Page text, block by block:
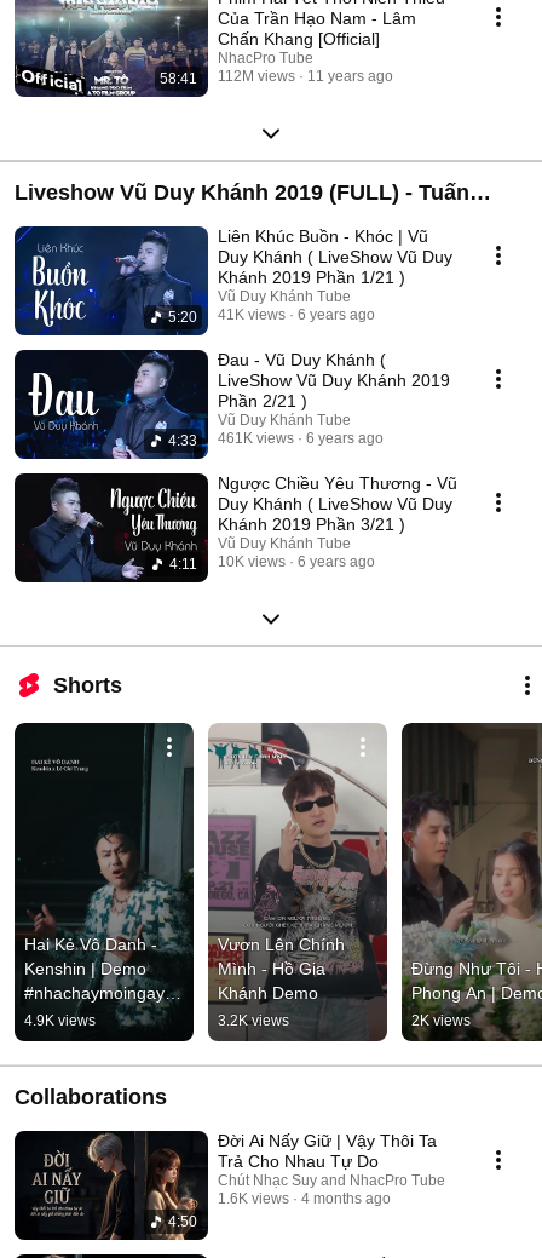
58:41
Của Trần Hạo Nam - Lâm
Chấn Khang [Official]
NhacPro Tube
112M views
11 years ago
Liveshow Vũ Duy Khánh 2019 (FULL) - Tuấn
Hưng , Đạt G , Dương Hoàng Yến
5:20
Liên Khúc Buồn - Khóc | Vũ
Duy Khánh ( LiveShow Vũ Duy
Khánh 2019 Phần 1/21 )
Vũ Duy Khánh Tube
41K views
6 years ago
4:33
Đau - Vũ Duy Khánh (
LiveShow Vũ Duy Khánh 2019
Phần 2/21 )
Vũ Duy Khánh Tube
461K views
6 years ago
4:11
Ngược Chiều Yêu Thương - Vũ
Duy Khánh ( LiveShow Vũ Duy
Khánh 2019 Phần 3/21 )
Vũ Duy Khánh Tube
10K views
6 years ago
Shorts
Hai Kẻ Vô Danh -
Kenshin | Demo
#nhachaymoingay
#tamtrang
4.9K views
Vươn Lên Chính
Mình - Hồ Gia
Khánh Demo
3.2K views
Đừng Như Tôi -
Phong An |
2K views
Collaborations
4:50
Đời Ai Nấy Giữ | Vậy Thôi Ta
Trả Cho Nhau Tự Do
Chút Nhạc Suy and NhacPro Tube
1.6K views
4 months ago